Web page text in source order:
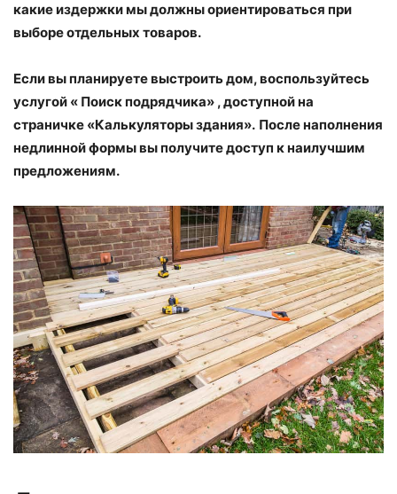
какие издержки мы должны ориентироваться при
выборе отдельных товаров.
Если вы планируете выстроить дом, воспользуйтесь
услугой « Поиск подрядчика» , доступной на
страничке «Калькуляторы здания». После наполнения
недлинной формы вы получите доступ к наилучшим
предложениям.